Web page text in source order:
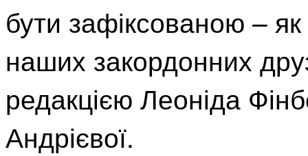
бути зафіксованою –
наших закордонних
редакцією Леоніда
Андрієвої.